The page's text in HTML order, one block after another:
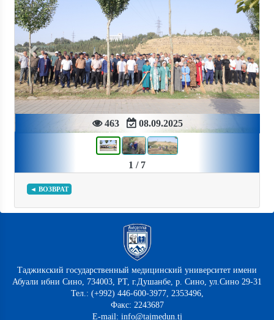
463 08.09.2025
Previous Next
1 / 7
◄ ВОЗВРАТ
Таджикский государственный медицинский университет имени
Абуали ибни Сино, 734003, РТ, г.Душанбе, р. Сино, ул.Сино 29-31
Тел.: (+992) 446-600-3977, 2353496,
Факс: 2243687
E-mail: info@tajmedun.tj